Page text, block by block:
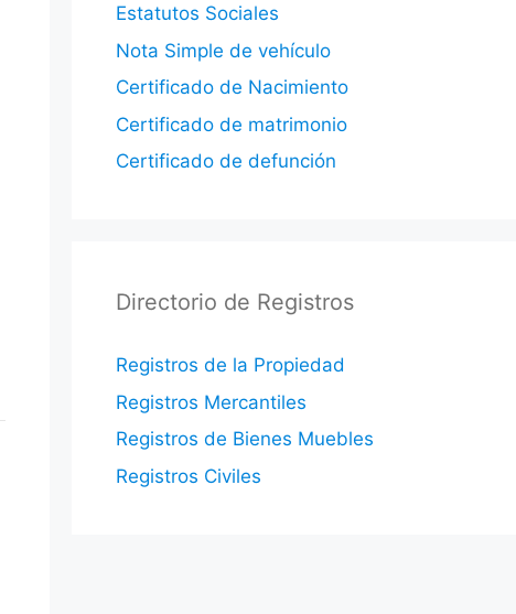
Estatutos Sociales
Nota Simple de vehículo
Certificado de Nacimiento
Certificado de matrimonio
Certificado de defunción
Directorio de Registros
Registros de la Propiedad
Registros Mercantiles
Registros de Bienes Muebles
Registros Civiles